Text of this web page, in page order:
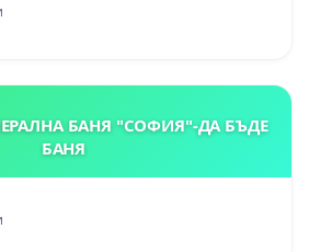
БАНЯ "СОФИЯ"-ДА БЪДЕ
БАНЯ